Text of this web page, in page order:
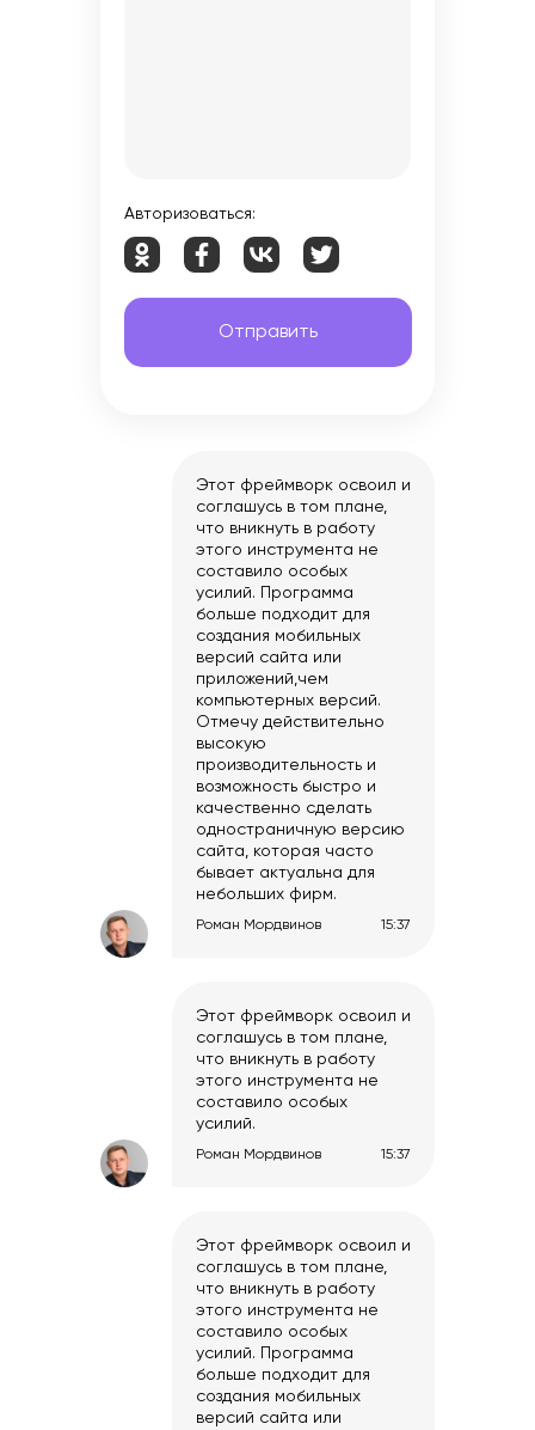
Авторизоваться:
Отправить
Этот фреймворк освоил и
соглашусь в том плане,
что вникнуть в работу
этого инструмента не
составило особых
усилий. Программа
больше подходит для
создания мобильных
версий сайта или
приложений,чем
компьютерных версий.
Отмечу действительно
высокую
производительность и
возможность быстро и
качественно сделать
одностраничную версию
сайта, которая часто
бывает актуальна для
небольших фирм.
Роман Мордвинов 15:37
Этот фреймворк освоил и
соглашусь в том плане,
что вникнуть в работу
этого инструмента не
составило особых
усилий.
Роман Мордвинов 15:37
Этот фреймворк освоил и
соглашусь в том плане,
что вникнуть в работу
этого инструмента не
составило особых
усилий. Программа
больше подходит для
создания мобильных
версий сайта или